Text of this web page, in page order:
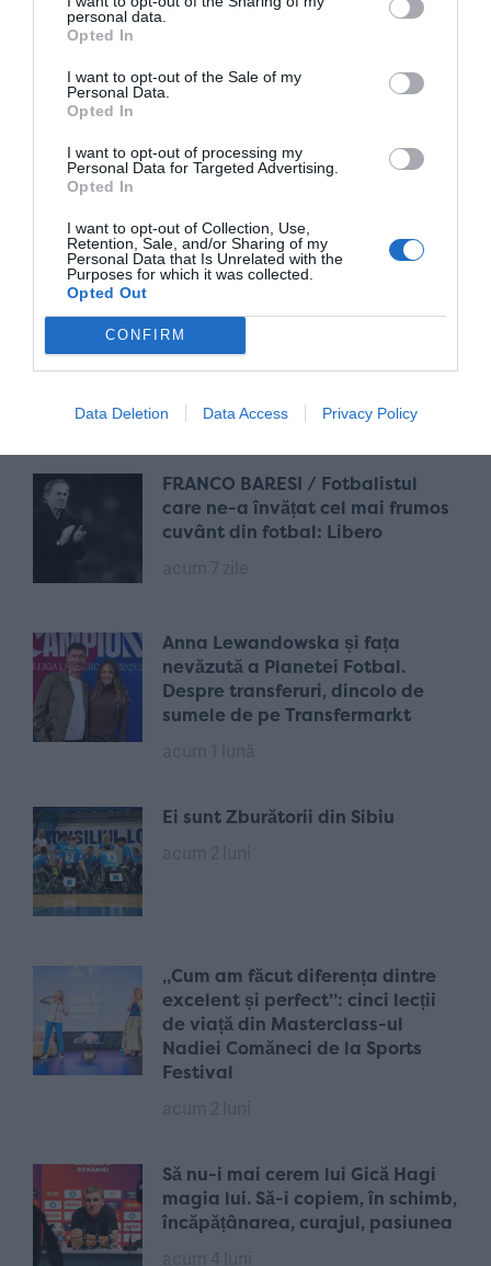
personal data.
Opted In
I want to opt-out of the Sale of my
Personal Data.
Opted In
I want to opt-out of processing my
Personal Data for Targeted Advertising.
Opted In
I want to opt-out of Collection, Use,
Retention, Sale, and/or Sharing of my
Personal Data that Is Unrelated with the
Purposes for which it was collected.
Opted Out
CONFIRM
Data Deletion Data Access Privacy Policy
despre asta e vorba. E vorba
acum 2 ani
„Data viitoare va fi aur”. Data
acum 2 ani
„Doar dacă poți să o iei de la
zero, egală cu toată lumea, poți
obține alte rezultate!”
acum 2 ani
FRANCO BARESI / Fotbalistul
care ne-a învățat cel mai frumos
cuvânt din fotbal: Libero
Anna Lewandowska și fața
nevăzută a Planetei Fotbal.
Despre transferuri, dincolo de
sumele de pe Transfermarkt
Ei sunt Zburătorii din Sibiu
„Cum am făcut diferența dintre
excelent și perfect”: cinci lecții
de viață din Masterclass-ul
Nadiei Comăneci de la Sports
Festival
Să nu-i mai cerem lui Gică Hagi
magia lui. Să-i copiem, în schimb,
încăpățânarea, curajul, pasiunea